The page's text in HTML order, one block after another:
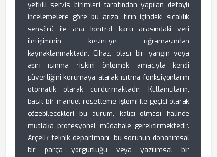
yetkili servis birimleri tarafından yapılan detaylı
incelemelere göre bu arıza, fırın içindeki sıcaklık
sensörü ile ana kontrol kartı arasındaki veri
iletişiminin kesintiye uğramasından
kaynaklanmaktadır. Cihaz, olası bir yangın veya
aşırı ısınma riskini önlemek amacıyla kendi
güvenliğini korumaya alarak ısıtma fonksiyonlarını
otomatik olarak durdurmaktadır. Kullanıcıların,
basit bir manuel resetleme işlemi ile geçici olarak
çözebilecekleri bu durum, kalıcı olması halinde
mutlaka profesyonel müdahale gerektirmektedir.
Arçelik teknik departmanı, bu sorunun donanımsal
bir parça yorgunluğu veya yazılımsal bir